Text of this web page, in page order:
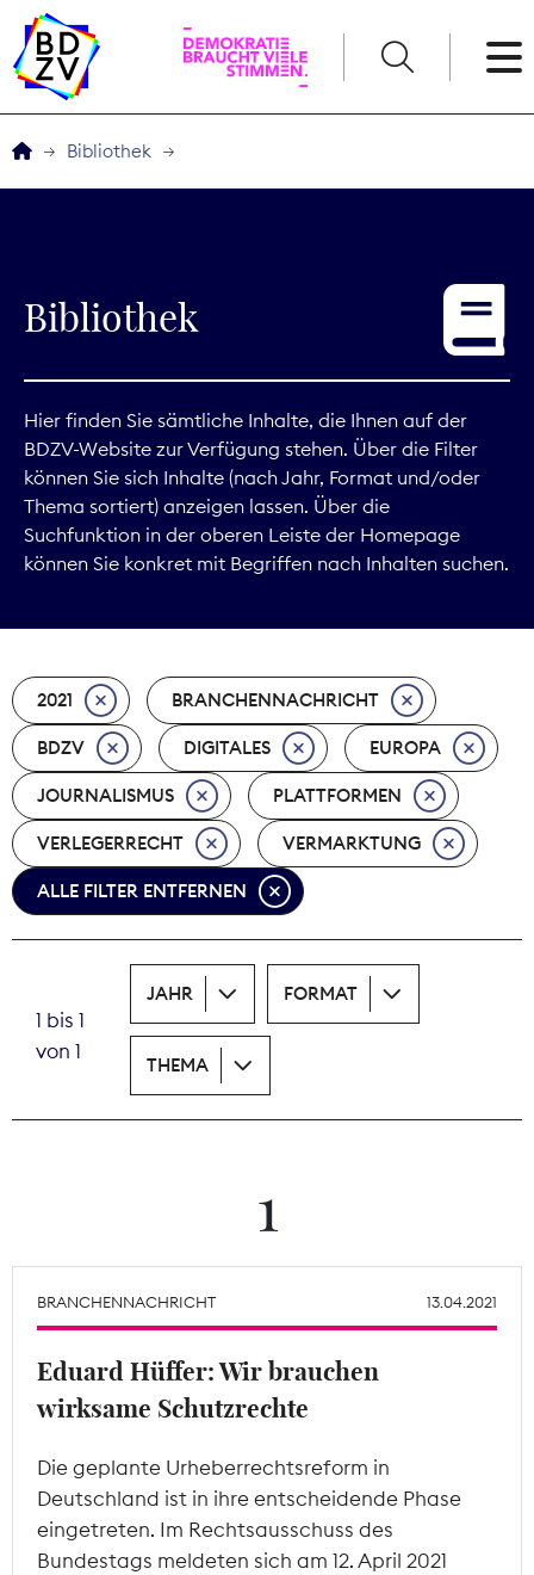
Service
Digitales
Kommunikation
Marktdaten
Nachhaltigkeit
Nachwuchs
Nova Award
Pressefreiheit
Print
Recht
Tarifpolitik
Theodor-Wolff-Preis
Mitgliederbereich
Bibliothek
Bibliothek
Hier finden Sie sämtliche Inhalte, die Ihnen auf der
BDZV-Website zur Verfügung stehen. Über die Filter
können Sie sich Inhalte (nach Jahr, Format und/oder
Thema sortiert) anzeigen lassen. Über die
Suchfunktion in der oberen Leiste der Homepage
können Sie konkret mit Begriffen nach Inhalten suchen.
2021 BRANCHENNACHRICHT
BDZV DIGITALES EUROPA
JOURNALISMUS PLATTFORMEN
VERLEGERRECHT VERMARKTUNG
ALLE FILTER ENTFERNEN
1 bis 1
von 1
JAHR FORMAT
THEMA
1
BRANCHENNACHRICHT 13.04.2021
Eduard Hüffer: Wir brauchen
wirksame Schutzrechte
Die geplante Urheberrechtsreform in
Deutschland ist in ihre entscheidende Phase
eingetreten. Im Rechtsausschuss des
Bundestags meldeten sich am 12. April 2021